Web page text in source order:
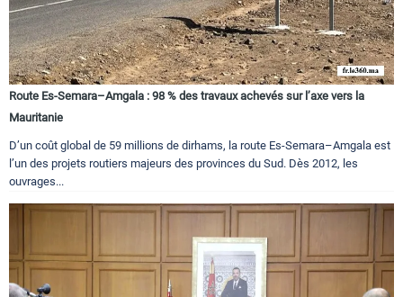
Route Es-Semara–Amgala : 98 % des travaux achevés sur l’axe vers la
Mauritanie
D’un coût global de 59 millions de dirhams, la route Es-Semara–Amgala est
l’un des projets routiers majeurs des provinces du Sud. Dès 2012, les
ouvrages...